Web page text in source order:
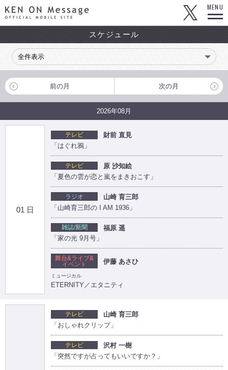
KEN ON Message OFFICIAL MOBILE SITE
MENU
スケジュール
前の月 次の月
2026年08月
01 日
テレビ
財前 直見
「はぐれ鴉」
テレビ
原 沙知絵
「夏色の雲が恋と嵐をまきおこす」
ラジオ
山崎 育三郎
「山崎育三郎の I AM 1936」
雑誌/新聞
福原 遥
「家の光 9月号」
舞台&ライブ&
イベント
伊藤 あさひ
ミュージカル
ETERNITY／エタニティ
テレビ
山崎 育三郎
「おしゃれクリップ」
テレビ
沢村 一樹
「突然ですが占ってもいいですか？」